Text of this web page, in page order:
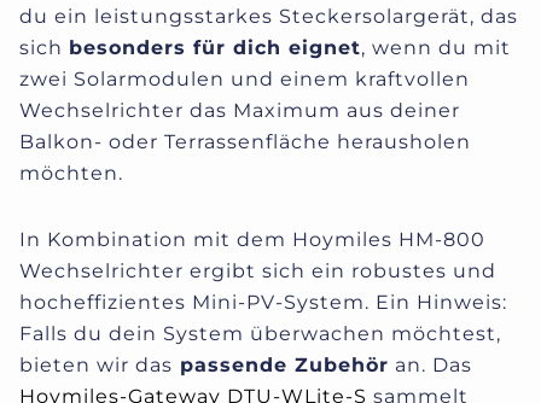
du ein leistungsstarkes Steckersolargerät, das
sich besonders für dich eignet, wenn du mit
zwei Solarmodulen und einem kraftvollen
Wechselrichter das Maximum aus deiner
Balkon- oder Terrassenfläche herausholen
möchten.
In Kombination mit dem Hoymiles HM-800
Wechselrichter ergibt sich ein robustes und
hocheffizientes Mini-PV-System. Ein Hinweis:
Falls du dein System überwachen möchtest,
bieten wir das passende Zubehör an. Das
Hoymiles-Gateway DTU-WLite-S sammelt